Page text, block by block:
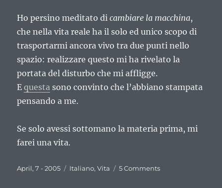
Ho persino meditato dicambiare la macchina,
che nella vita reale ha il solo ed unico scopo di
trasportarmi ancora vivo tra due punti nello
spazio: realizzare questo mi ha rivelato la
portata del disturbo che mi affligge.
Equesta sono convinto che l’abbiano stampata
pensando a me.
Se solo avessi sottomano la materia prima, mi
farei una vita.
Posted
April, 7 - 2005 Categories
Italiano,Vita 5 Commentson